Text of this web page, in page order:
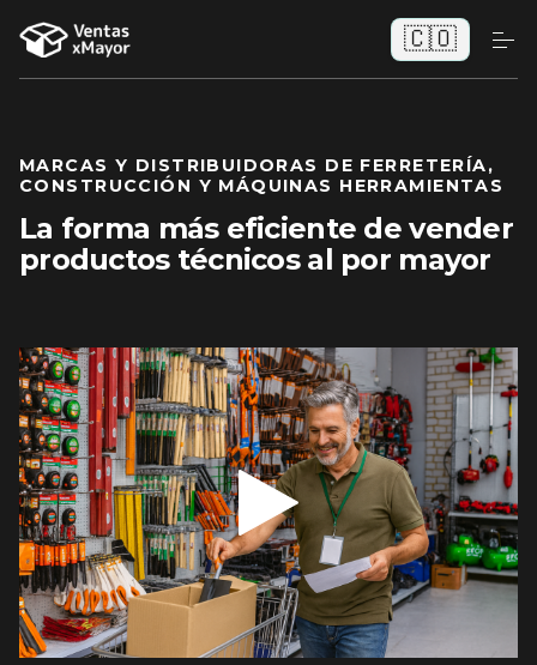
🇨🇴
MARCAS Y DISTRIBUIDORAS DE FERRETERÍA,
CONSTRUCCIÓN Y MÁQUINAS HERRAMIENTAS
La forma más eficiente de vender
productos técnicos al por mayor